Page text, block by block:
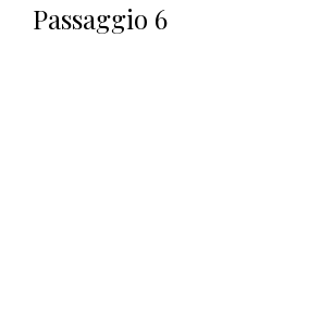
Passaggio 6